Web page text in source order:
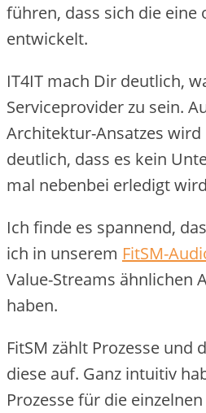
führen, dass sich die eine
entwickelt.
IT4IT mach Dir deutlich,
Serviceprovider zu sein.
Architektur-Ansatzes
deutlich, dass es kein
mal nebenbei erledigt
Ich finde es spannend,
ich in unserem FitSM-
Value-Streams ähnlichen
haben.
FitSM zählt Prozesse und
diese auf. Ganz intuitiv
Prozesse für die